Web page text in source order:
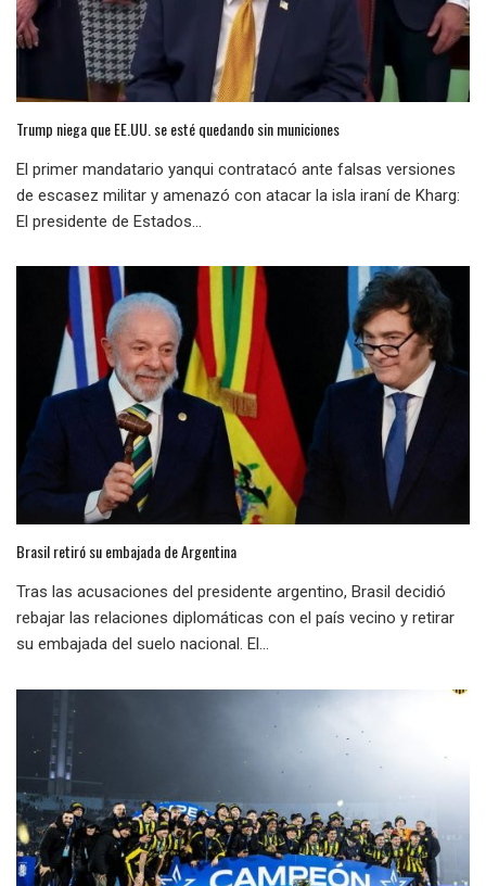
Trump niega que EE.UU. se esté quedando sin municiones
El primer mandatario yanqui contratacó ante falsas versiones
de escasez militar y amenazó con atacar la isla iraní de Kharg:
El presidente de Estados...
Brasil retiró su embajada de Argentina
Tras las acusaciones del presidente argentino, Brasil decidió
rebajar las relaciones diplomáticas con el país vecino y retirar
su embajada del suelo nacional. El...